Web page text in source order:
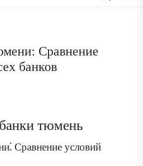
Сравнение
банков
тюмень
Сравнение условий